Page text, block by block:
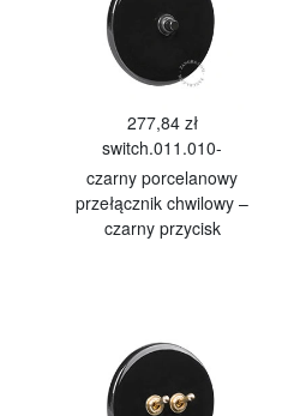
277,84 zł
switch.011.010-
czarny porcelanowy
przełącznik chwilowy –
czarny przycisk